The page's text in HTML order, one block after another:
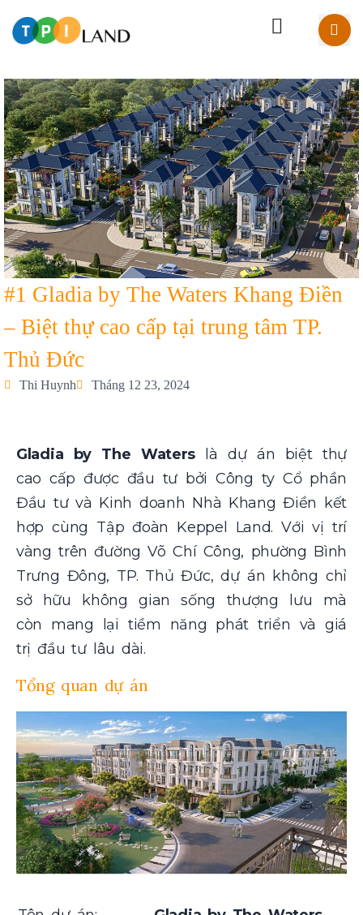
#1 Gladia by The Waters Khang Điền
– Biệt thự cao cấp tại trung tâm TP.
Thủ Đức
Thi Huynh Tháng 12 23, 2024
Gladia by The Waters là dự án biệt thự
cao cấp được đầu tư bởi Công ty Cổ phần
Đầu tư và Kinh doanh Nhà Khang Điền kết
hợp cùng Tập đoàn Keppel Land. Với vị trí
vàng trên đường Võ Chí Công, phường Bình
Trưng Đông, TP. Thủ Đức, dự án không chỉ
sở hữu không gian sống thượng lưu mà
còn mang lại tiềm năng phát triển và giá
trị đầu tư lâu dài.
Tổng quan dự án